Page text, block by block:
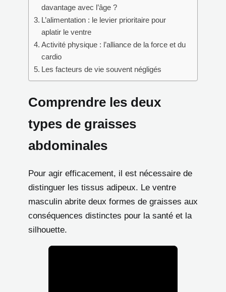
davantage avec l’âge ?
L’alimentation : le levier prioritaire pour
aplatir le ventre
Activité physique : l’alliance de la force et du
cardio
Les facteurs de vie souvent négligés
Comprendre les deux
types de graisses
abdominales
Pour agir efficacement, il est nécessaire de
distinguer les tissus adipeux. Le ventre
masculin abrite deux formes de graisses aux
conséquences distinctes pour la santé et la
silhouette.